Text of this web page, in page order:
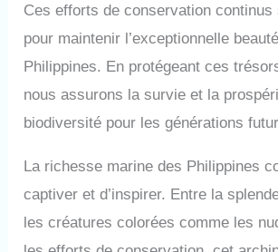
Ces efforts de conservation continus
pour maintenir l’exceptionnelle
Philippines. En protégeant ces
nous assurons la survie et la
biodiversité pour les générations
La richesse marine des Philippines
captiver et d’inspirer. Entre la
les créatures colorées comme les